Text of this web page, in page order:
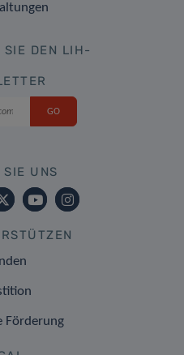
SIE DEN LIH-
SIE UNS
Förderung